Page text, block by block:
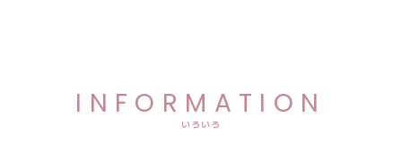
INFORMATION
いろいろ